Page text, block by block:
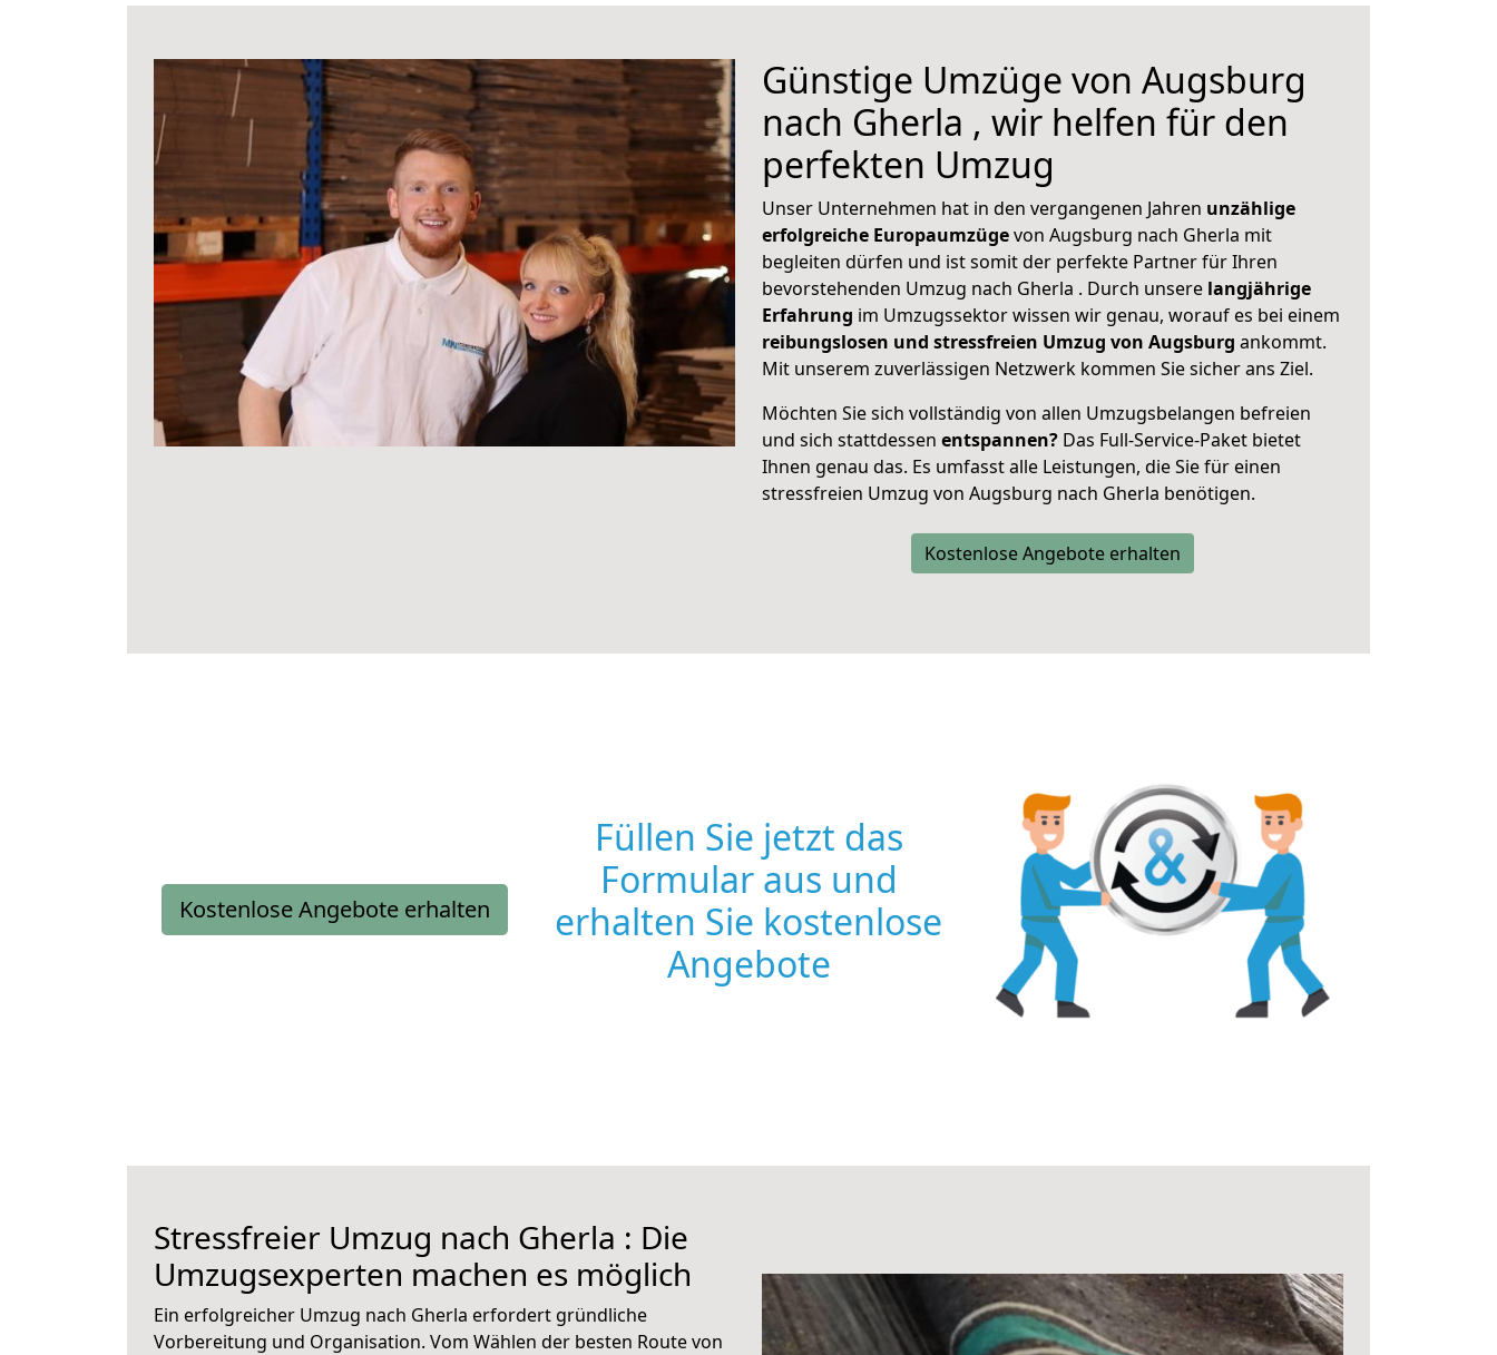
Günstige Umzüge von Augsburg
nach Gherla , wir helfen für den
perfekten Umzug
Unser Unternehmen hat in den vergangenen Jahren unzählige
erfolgreiche Europaumzügevon Augsburg nach Gherla mit
begleiten dürfen und ist somit der perfekte Partner für Ihren
bevorstehenden Umzug nach Gherla . Durch unsere langjährige
Erfahrung im Umzugssektor wissen wir genau, worauf es bei einem
reibungslosen und stressfreien Umzug von Augsburg ankommt.
Mit unserem zuverlässigen Netzwerk kommen Sie sicher ans Ziel.
Möchten Sie sich vollständig von allen Umzugsbelangen befreien
und sich stattdessen entspannen? Das Full-Service-Paket bietet
Ihnen genau das. Es umfasst alle Leistungen, die Sie für einen
stressfreien Umzug von Augsburg nach Gherla benötigen.
Kostenlose Angebote erhalten
Kostenlose Angebote erhalten
Füllen Sie jetzt das
Formular aus und
erhalten Sie kostenlose
Angebote
Stressfreier Umzug nach Gherla : Die
Umzugsexperten machen es möglich
Ein erfolgreicher Umzug nach Gherla erfordert gründliche
Vorbereitung und Organisation. Vom Wählen der besten Route von